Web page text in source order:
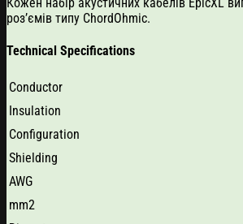
роз’ємів типу ChordOhmic.
Technical Specifications
Conductor
Insulation
Configuration
Shielding
AWG
mm2